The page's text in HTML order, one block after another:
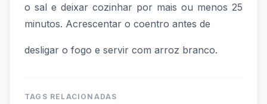
o sal e deixar cozinhar por mais ou menos 25
minutos. Acrescentar o coentro antes de
desligar o fogo e servir com arroz branco.
TAGS RELACIONADAS